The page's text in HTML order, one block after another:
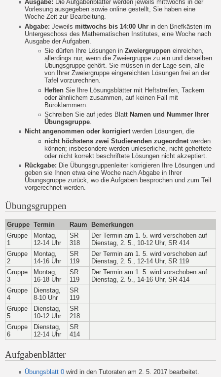
Ausgabe: Die Aufgabenblätter werden jeweils mittwochs in der
Vorlesung ausgegeben sowie online gestellt, Sie haben eine
Woche Zeit zur Bearbeitung.
Abgabe: Jeweils mittwochs bis 14:00 Uhr in den Briefkästen im
Untergeschoss des Mathematischen Institutes, eine Woche nach
Ausgabe der Aufgaben.
Sie dürfen Ihre Lösungen in Zweiergruppen einreichen,
allerdings nur, wenn die Zweiergruppe zu ein und derselben
Übungsgruppe gehört. Sie müssen in der Lage sein, alle
von Ihrer Zweiergruppe eingereichten Lösungen frei an der
Tafel vorzurechnen.
Heften Sie Ihre Lösungsblätter mit Heftstreifen, Tackern
oder ähnlichem zusammen, auf keinen Fall mit
Büroklammern.
Schreiben Sie auf jedes Blatt Namen und Nummer Ihrer
Übungsgruppe
Nicht angenommen oder korrigiertwerden Lösungen, die
nicht höchstens zwei Studierenden zugeordnet werden
können; insbesondere werden unleserliche, nicht geheftete
oder nicht korrekt beschriftete Lösungen nicht akzeptiert.
Rückgabe: Die Übungsgruppenleiter korrigieren Ihre Lösungen und
geben sie Ihnen etwa eine Woche nach Abgabe in Ihrer
Übungsgruppe zurück, wo die Aufgaben besprochen und zum Teil
vorgerechnet werden.
Übungsgruppen
Gruppe Termin Raum
Bemerkungen
Gruppe
1
Montag,
12-14 Uhr
SR
318
Der Termin am 1. 5. wird verschoben auf
Dienstag, 2. 5., 10-12 Uhr, SR 414
Gruppe
2
Montag,
14-16 Uhr
SR
119
Der Termin am 1. 5. wird vorschoben auf
Dienstag, 2. 5., 12-14 Uhr, SR 119
Gruppe
3
Montag,
16-18 Uhr
SR
119
Der Termin am 1. 5. wird vorschoben auf
Dienstag, 2. 5., 14-16 Uhr, SR 414
Gruppe
4
Dienstag,
8-10 Uhr
SR
119
Gruppe
5
Dienstag,
10-12 Uhr
SR
218
Gruppe
6
Dienstag,
12-14 Uhr
SR
414
Aufgabenblätter
Übungsblatt 0 wird in den Tutoraten am 2. 5. 2017 bearbeitet.